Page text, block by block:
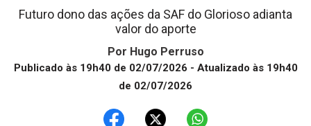
Futuro dono das ações da SAF do Glorioso adianta
valor do aporte
Por Hugo Perruso
Publicado às 19h40 de 02/07/2026 - Atualizado às 19h40
de 02/07/2026